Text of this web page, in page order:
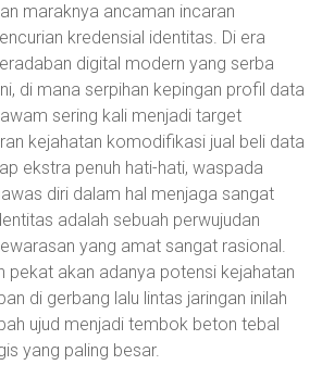
maraknya ancaman incaran
kredensial identitas. Di era
digital modern yang serba
di mana serpihan kepingan profil data
sering kali menjadi target
kejahatan komodifikasi jual beli data
ekstra penuh hati-hati, waspada
diri dalam hal menjaga sangat
adalah sebuah perwujudan
yang amat sangat rasional.
pekat akan adanya potensi kejahatan
di gerbang lalu lintas jaringan inilah
ujud menjadi tembok beton tebal
yang paling besar.